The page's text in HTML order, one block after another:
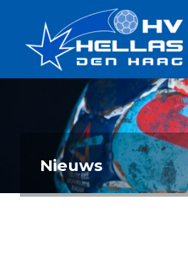
Nieuws